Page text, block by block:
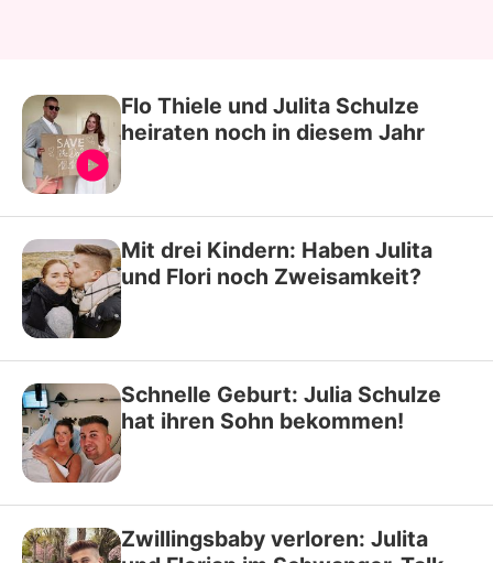
Flo Thiele und Julita Schulze
heiraten noch in diesem Jahr
Mit drei Kindern: Haben Julita
und Flori noch Zweisamkeit?
Schnelle Geburt: Julia Schulze
hat ihren Sohn bekommen!
Zwillingsbaby verloren: Julita